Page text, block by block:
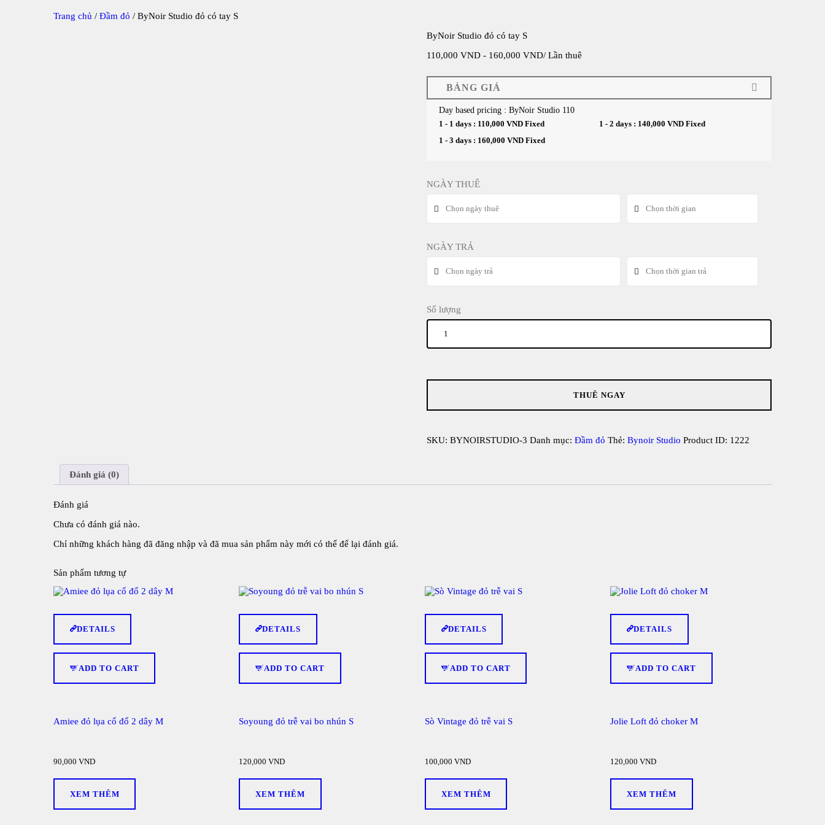
Trang chủ / Đầm đỏ / ByNoir Studio đỏ có tay S
ByNoir Studio đỏ có tay S
110,000VND - 160,000VND/ Lần thuê
BẢNG GIÁ
Day based pricing : ByNoir Studio 110
1 - 1 days : 110,000VND Fixed 1 - 2 days : 140,000VND Fixed
1 - 3 days : 160,000VND Fixed
NGÀY THUÊ
NGÀY TRẢ
Số lượng
THUÊ NGAY
SKU:BYNOIRSTUDIO-3 Danh mục:Đầm đỏ Thẻ:Bynoir Studio Product ID: 1222
Đánh giá (0)
Đánh giá
Chưa có đánh giá nào.
Chỉ những khách hàng đã đăng nhập và đã mua sản phẩm này mới có thể để lại đánh giá.
Sản phẩm tương tự
DETAILS
ADD TO CART
Amiee đỏ lụa cổ đổ 2 dây M
90,000 VND
XEM THÊM
DETAILS
ADD TO CART
Soyoung đỏ trễ vai bo nhún S
120,000VND
XEM THÊM
DETAILS
ADD TO CART
Sò Vintage đỏ trễ vai S
100,000 VND
XEM THÊM
DETAILS
ADD TO CART
Jolie Loft đỏ choker M
120,000VND
XEM THÊM